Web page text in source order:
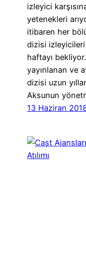
izleyici
yetenekleri
itibaren her
dizisi
haftayı
yayınlanan ve
dizisi uzun
Aksunun
13 Haziran